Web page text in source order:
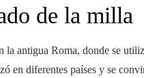
de la milla
la antigua Roma, donde se
en diferentes países y se